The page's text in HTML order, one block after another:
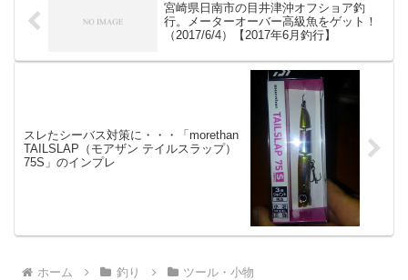
宮崎県日南市の目井津沖オフショア釣
行。メーターオーバー高級魚をゲット！
（2017/6/4）【2017年6月釣行】
スレたシーバス対策に・・・「morethan
TAILSLAP（モアザン テイルスラップ）
75S」のインプレ
ホーム 釣り ツール・小物